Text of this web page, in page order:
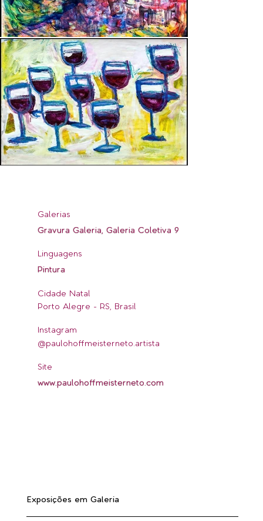
Galerias
Gravura Galeria, Galeria Coletiva 9
Linguagens
Pintura
Cidade Natal
Porto Alegre - RS, Brasil
Instagram
@paulohoffmeisterneto.artista
Site
www.paulohoffmeisterneto.com
Exposições em Galeria